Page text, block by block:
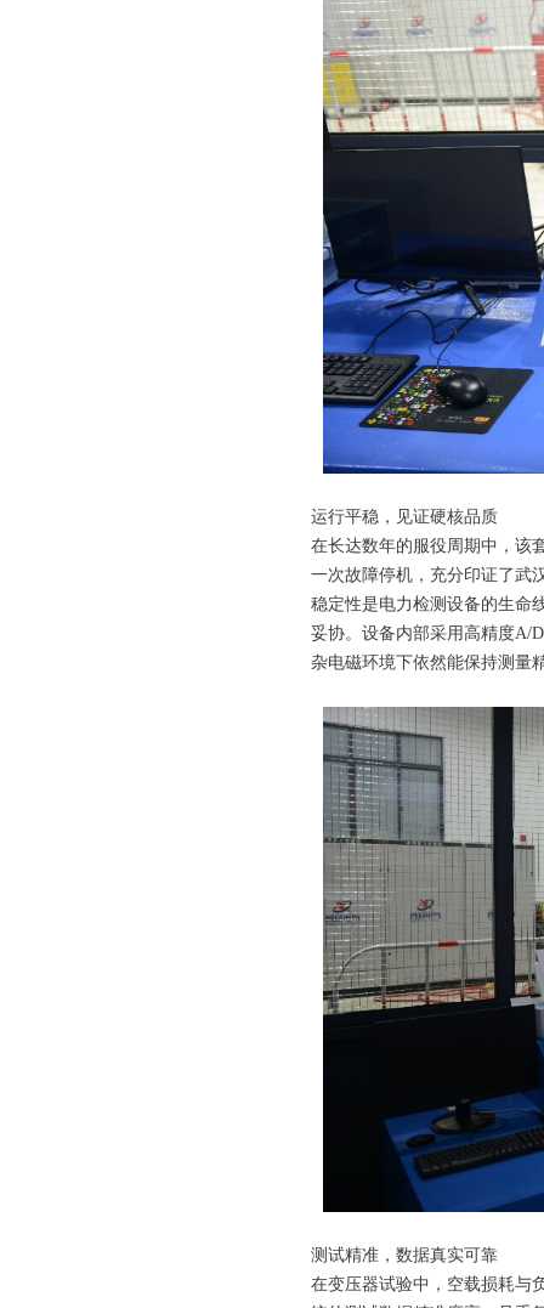
运行平稳，见证硬核品质
在长达数年的服役周期中，该
一次故障停机，充分印证了武
稳定性是电力检测设备的生命
妥协。设备内部采用高精度A/
杂电磁环境下依然能保持测量
测试精准，数据真实可靠
在变压器试验中，空载损耗与